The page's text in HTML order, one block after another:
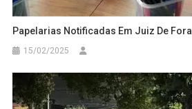
Papelarias Notificadas Em Juiz De Fora
15/02/2025